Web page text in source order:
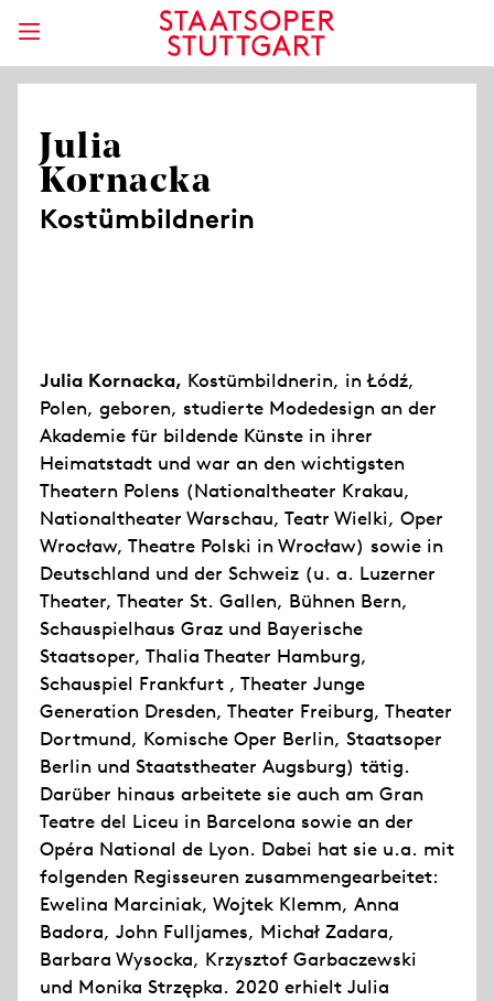
Julia
Kornacka
Kostümbildnerin
Julia Kornacka, Kostümbildnerin, in Łódź,
Polen, geboren, studierte Modedesign an der
Akademie für bildende Künste in ihrer
Heimatstadt und war an den wichtigsten
Theatern Polens (Nationaltheater Krakau,
Nationaltheater Warschau, Teatr Wielki, Oper
Wrocław, Theatre Polski in Wrocław) sowie in
Deutschland und der Schweiz (u. a. Luzerner
Theater, Theater St. Gallen, Bühnen Bern,
Schauspielhaus Graz und Bayerische
Staatsoper, Thalia Theater Hamburg,
Schauspiel Frankfurt , Theater Junge
Generation Dresden, Theater Freiburg, Theater
Dortmund, Komische Oper Berlin, Staatsoper
Berlin und Staatstheater Augsburg) tätig.
Darüber hinaus arbeitete sie auch am Gran
Teatre del Liceu in Barcelona sowie an der
Opéra National de Lyon. Dabei hat sie u.a. mit
folgenden Regisseuren zusammengearbeitet:
Ewelina Marciniak, Wojtek Klemm, Anna
Badora, John Fulljames, Michał Zadara,
Barbara Wysocka, Krzysztof Garbaczewski
und Monika Strzępka. 2020 erhielt Julia